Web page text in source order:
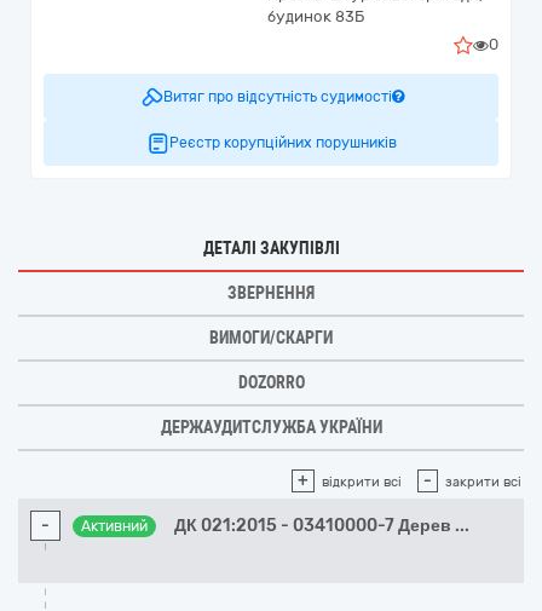
будинок 83Б
0
Витяг про відсутність судимості
Реєстр корупційних порушників
ДЕТАЛІ ЗАКУПІВЛІ
ЗВЕРНЕННЯ
ВИМОГИ/СКАРГИ
DOZORRO
ДЕРЖАУДИТСЛУЖБА УКРАЇНИ
+ відкрити всі - закрити всі
- Активний ДК 021:2015 - 03410000-7 Дерев ...